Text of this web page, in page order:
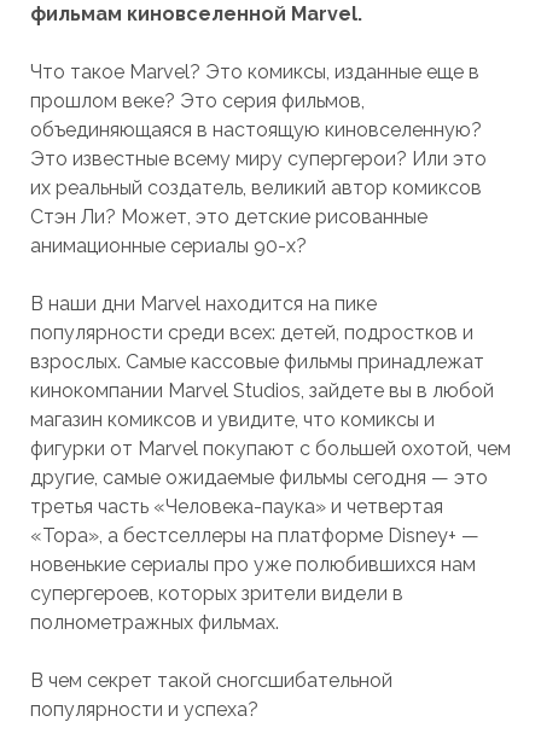
фильмам киновселенной Marvel.
Что такое Marvel? Это комиксы, изданные еще в
прошлом веке? Это серия фильмов,
объединяющаяся в настоящую киновселенную?
Это известные всему миру супергерои? Или это
их реальный создатель, великий автор комиксов
Стэн Ли? Может, это детские рисованные
анимационные сериалы 90-х?
В наши дни Marvel находится на пике
популярности среди всех: детей, подростков и
взрослых. Самые кассовые фильмы принадлежат
кинокомпании Marvel Studios, зайдете вы в любой
магазин комиксов и увидите, что комиксы и
фигурки от Marvel покупают с большей охотой, чем
другие, самые ожидаемые фильмы сегодня — это
третья часть «Человека-паука» и четвертая
«Тора», а бестселлеры на платформе Disney+ —
новенькие сериалы про уже полюбившихся нам
супергероев, которых зрители видели в
полнометражных фильмах.
В чем секрет такой сногсшибательной
популярности и успеха?